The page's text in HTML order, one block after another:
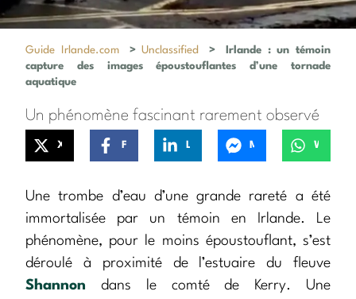
Guide Irlande.com >Unclassified >
Irlande : un témoin
capture des images époustouflantes d’une tornade
aquatique
Un phénomène fascinant rarement observé
Une trombe d’eau d’une grande rareté a été
immortalisée par un témoin en Irlande. Le
phénomène, pour le moins époustouflant, s’est
déroulé à proximité de l’estuaire du fleuve
Shannon dans le comté de Kerry. Une